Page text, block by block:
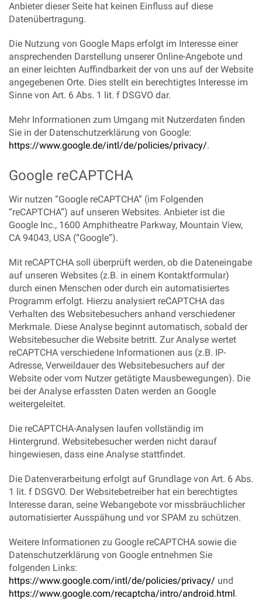
Anbieter dieser Seite hat keinen Einfluss auf diese
Datenübertragung.
Die Nutzung von Google Maps erfolgt im Interesse einer
ansprechenden Darstellung unserer Online-Angebote und
an einer leichten Auffindbarkeit der von uns auf der Website
angegebenen Orte. Dies stellt ein berechtigtes Interesse im
Sinne von Art. 6 Abs. 1 lit. f DSGVO dar.
Mehr Informationen zum Umgang mit Nutzerdaten finden
Sie in der Datenschutzerklärung von Google:
https://www.google.de/intl/de/policies/privacy/.
Google reCAPTCHA
Wir nutzen “Google reCAPTCHA” (im Folgenden
“reCAPTCHA”) auf unseren Websites. Anbieter ist die
Google Inc., 1600 Amphitheatre Parkway, Mountain View,
CA 94043, USA (“Google”).
Mit reCAPTCHA soll überprüft werden, ob die Dateneingabe
auf unseren Websites (z.B. in einem Kontaktformular)
durch einen Menschen oder durch ein automatisiertes
Programm erfolgt. Hierzu analysiert reCAPTCHA das
Verhalten des Websitebesuchers anhand verschiedener
Merkmale. Diese Analyse beginnt automatisch, sobald der
Websitebesucher die Website betritt. Zur Analyse wertet
reCAPTCHA verschiedene Informationen aus (z.B. IP-
Adresse, Verweildauer des Websitebesuchers auf der
Website oder vom Nutzer getätigte Mausbewegungen). Die
bei der Analyse erfassten Daten werden an Google
weitergeleitet.
Die reCAPTCHA-Analysen laufen vollständig im
Hintergrund. Websitebesucher werden nicht darauf
hingewiesen, dass eine Analyse stattfindet.
Die Datenverarbeitung erfolgt auf Grundlage von Art. 6 Abs.
1 lit. f DSGVO. Der Websitebetreiber hat ein berechtigtes
Interesse daran, seine Webangebote vor missbräuchlicher
automatisierter Ausspähung und vor SPAM zu schützen.
Weitere Informationen zu Google reCAPTCHA sowie die
Datenschutzerklärung von Google entnehmen Sie
folgenden Links:
https://www.google.com/intl/de/policies/privacy/ und
https://www.google.com/recaptcha/intro/android.html .